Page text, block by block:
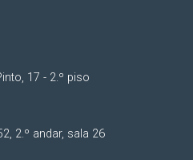
2022
Graduação em Digital
17 - 2.º piso
2.º andar, sala 26